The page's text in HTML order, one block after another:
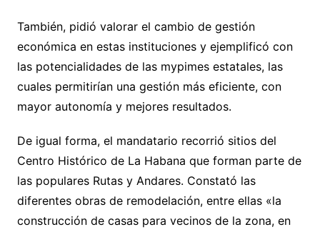
También, pidió valorar el cambio de gestión
económica en estas instituciones y ejemplificó con
las potencialidades de las mypimes estatales, las
cuales permitirían una gestión más eficiente, con
mayor autonomía y mejores resultados.
De igual forma, el mandatario recorrió sitios del
Centro Histórico de La Habana que forman parte de
las populares Rutas y Andares. Constató las
diferentes obras de remodelación, entre ellas «la
construcción de casas para vecinos de la zona, en